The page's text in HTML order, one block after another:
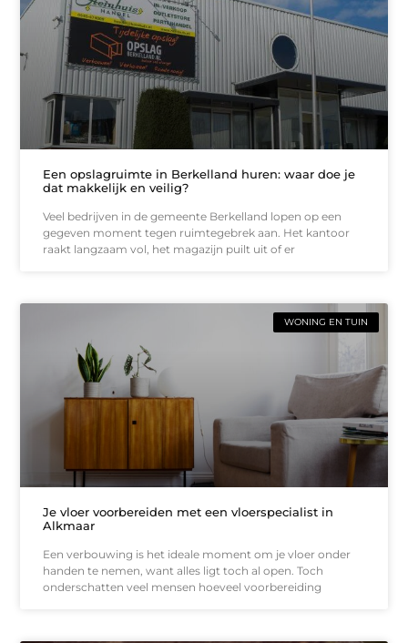
Een opslagruimte in Berkelland huren: waar doe je
dat makkelijk en veilig?
Veel bedrijven in de gemeente Berkelland lopen op een
gegeven moment tegen ruimtegebrek aan. Het kantoor
raakt langzaam vol, het magazijn puilt uit of er
WONING EN TUIN
Je vloer voorbereiden met een vloerspecialist in
Alkmaar
Een verbouwing is het ideale moment om je vloer onder
handen te nemen, want alles ligt toch al open. Toch
onderschatten veel mensen hoeveel voorbereiding